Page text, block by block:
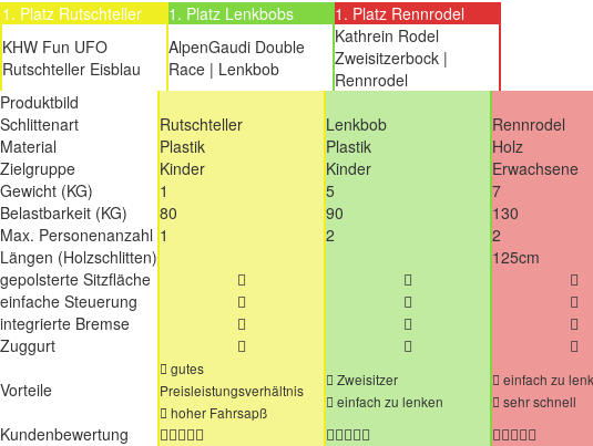
1. Platz Rutschteller 1. Platz Lenkbobs
1. Platz Rennrodel
KHW Fun UFO
Rutschteller Eisblau
AlpenGaudi Double
Race | Lenkbob
Kathrein Rodel
Zweisitzerbock |
Rennrodel
Produktbild
Schlittenart
Rutschteller Lenkbob
Rennrodel
Material
Plastik Plastik
Holz
Zielgruppe
Kinder Kinder
Erwachsene
Gewicht (KG)
1 5
7
Belastbarkeit (KG)
80 90
130
Max. Personenanzahl 1 2
2
Längen (Holzschlitten)
125cm
gepolsterte Sitzfläche
einfache Steuerung
integrierte Bremse
Zuggurt
Vorteile
gutes
Preisleistungsverhältnis
hoher Fahrsapß
Zweisitzer
einfach zu lenken
einfach zu
sehr schnell
Kundenbewertung